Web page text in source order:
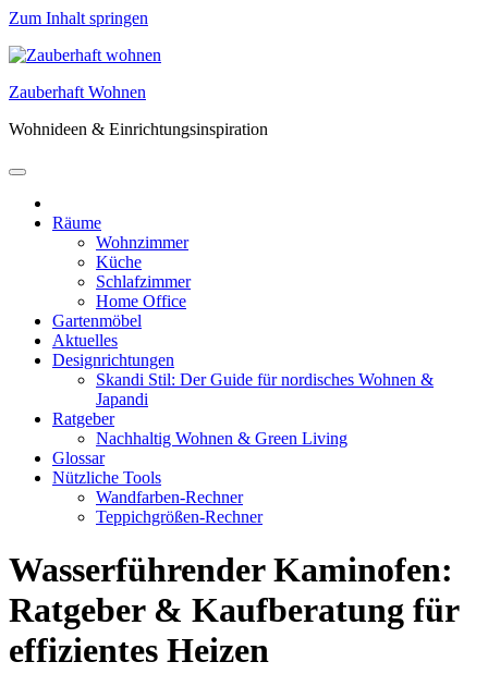
Zum Inhalt springen
Zauberhaft Wohnen
Wohnideen & Einrichtungsinspiration
Räume
Wohnzimmer
Küche
Schlafzimmer
Home Office
Gartenmöbel
Aktuelles
Designrichtungen
Skandi Stil: Der Guide für nordisches Wohnen &
Japandi
Ratgeber
Nachhaltig Wohnen & Green Living
Glossar
Nützliche Tools
Wandfarben-Rechner
Teppichgrößen-Rechner
Wasserführender Kaminofen:
Ratgeber & Kaufberatung für
effizientes Heizen